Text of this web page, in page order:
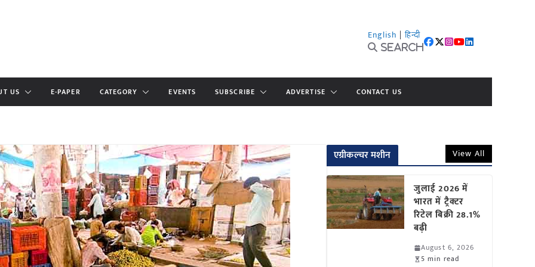
English | हिन्दी
Search
US E-PAPER CATEGORY EVENTS SUBSCRIBE ADVERTISE CONTACT US
एग्रीकल्चर मशीन View All
जुलाई 2026 में
भारत में ट्रैक्टर
रिटेल बिक्री 28.1%
बढ़ी
August 6, 2026
5 min read